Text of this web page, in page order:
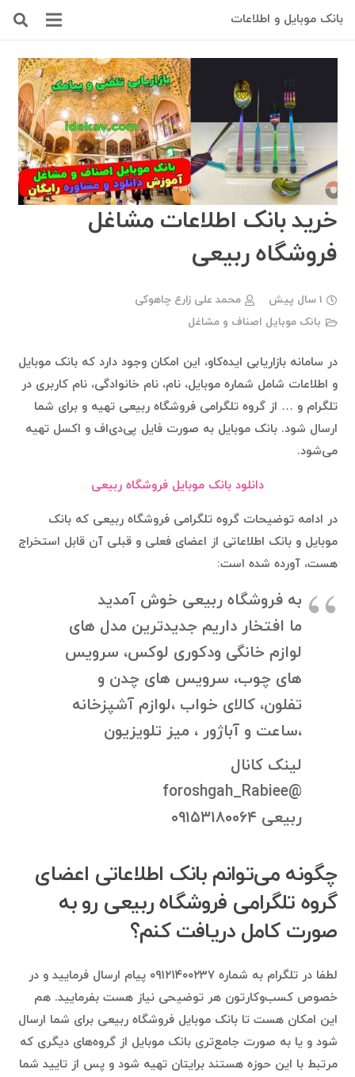
بانک موبایل و اطلاعات
خرید بانک اطلاعات مشاغل
فروشگاه ربیعی
1 سال پیش
محمد علی زارع چاهوکی
بانک موبایل اصناف و مشاغل
در سامانه بازاریابی ایده‌کاو، این امکان وجود دارد که بانک موبایل
و اطلاعات شامل شماره موبایل، نام، نام خانوادگی، نام کاربری در
تلگرام و … از گروه تلگرامی فروشگاه ربیعی تهیه و برای شما
ارسال شود. بانک موبایل به صورت فایل پی‌دی‌اف و اکسل تهیه
می‌شود.
دانلود بانک موبایل فروشگاه ربیعی
در ادامه توضیحات گروه تلگرامی فروشگاه ربیعی که بانک
موبایل و بانک اطلاعاتی از اعضای فعلی و قبلی آن قابل استخراج
هست، آورده شده است:
به فروشگاه ربیعی خوش آمدید
ما افتخار داریم جدیدترین مدل های
لوازم خانگی ودکوری لوکس، سرویس
های چوب، سرویس های چدن و
تفلون، کالای خواب ،لوازم آشپزخانه
،ساعت و آباژور ، میز تلویزیون
لینک کانال
@foroshgah_Rabiee
ربیعی ۰۹۱۵۳۱۸۰۰۶۴
چگونه می‌توانم بانک اطلاعاتی اعضای
گروه تلگرامی فروشگاه ربیعی رو به
صورت کامل دریافت کنم؟
لطفا در تلگرام به شماره ۰۹۱۲۱۴۰۰۲۳۷ پیام ارسال فرمایید و در
خصوص کسب‌وکارتون هر توضیحی نیاز هست بفرمایید. هم
این امکان هست تا بانک موبایل فروشگاه ربیعی برای شما ارسال
شود و یا به صورت جامع‌تری بانک موبایل از گروه‌های دیگری که
مرتبط با این حوزه هستند برایتان تهیه شود و پس از تایید شما